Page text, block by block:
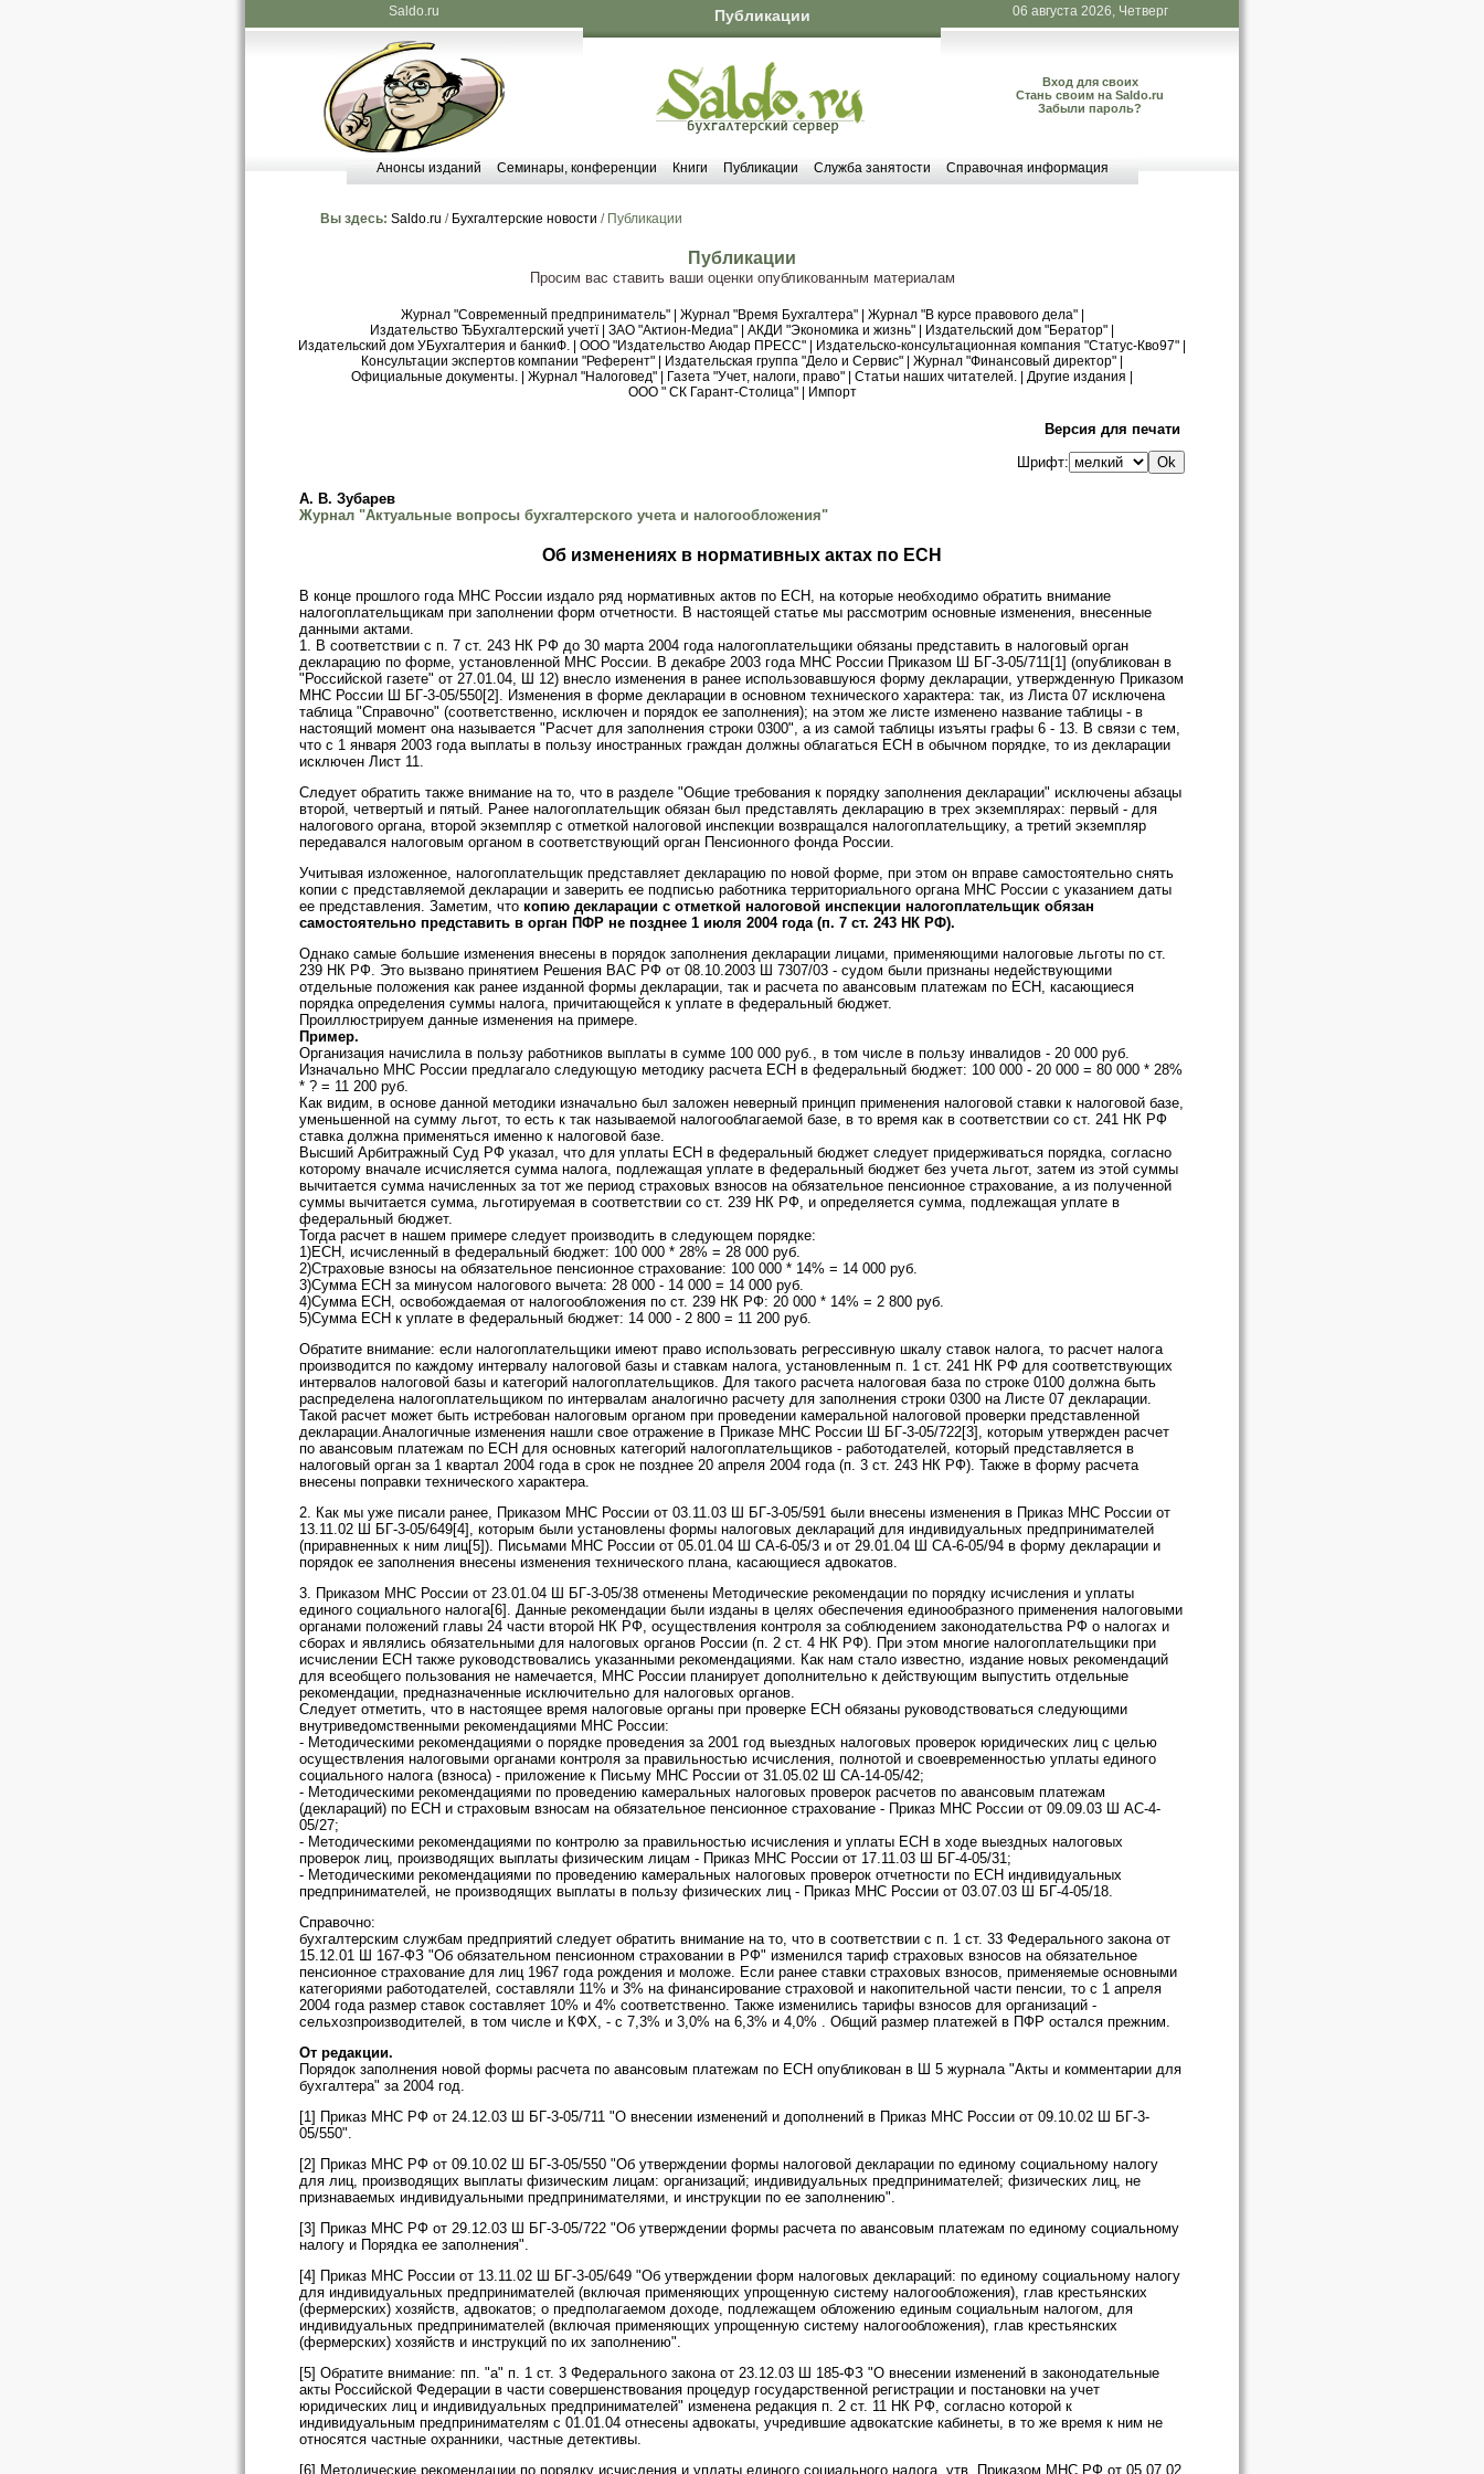
Saldo.ru Публикации 06 августа 2026, Четверг
Вход для своих
Стань своим на Saldo.ru
Забыли пароль?
Анонсы изданий Семинары, конференции Книги Публикации Служба занятости Справочная информация
Вы здесь: Saldo.ru / Бухгалтерские новости / Публикации
Публикации
Просим вас ставить ваши оценки опубликованным материалам
Журнал "Современный предприниматель"| Журнал "Время Бухгалтера"| Журнал "В курсе правового дела"|
Издательство ЂБухгалтерский учетї| ЗАО "Актион-Медиа" АКДИ "Экономика и жизнь" Издательский дом "Бератор"
Издательский дом УБухгалтерия и банкиФ.
ООО "Издательство Аюдар ПРЕСС" Издательско-консультационная компания "Статус-Кво97"
Консультации экспертов компании "Референт"
Издательская группа "Дело и Сервис" Журнал "Финансовый директор"
Официальные документы.
Журнал "Налоговед" Газета "Учет, налоги, право" Статьи наших читателей. Другие издания
ООО " СК Гарант-Столица"| Импорт
Версия для печати
Шрифт:
А. В. Зубарев
Журнал "Актуальные вопросы бухгалтерского учета и налогообложения"
Об изменениях в нормативных актах по ЕСН
В конце прошлого года МНС России издало ряд нормативных актов по ЕСН, на которые необходимо обратить внимание
налогоплательщикам при заполнении форм отчетности. В настоящей статье мы рассмотрим основные изменения, внесенные
данными актами.
1. В соответствии с п. 7 ст. 243 НК РФ до 30 марта 2004 года налогоплательщики обязаны представить в налоговый орган
декларацию по форме, установленной МНС России. В декабре 2003 года МНС России Приказом Ш БГ-3-05/711[1] (опубликован в
"Российской газете" от 27.01.04, Ш 12) внесло изменения в ранее использовавшуюся форму декларации, утвержденную Приказом
МНС России Ш БГ-3-05/550[2]. Изменения в форме декларации в основном технического характера: так, из Листа 07 исключена
таблица "Справочно" (соответственно, исключен и порядок ее заполнения); на этом же листе изменено название таблицы - в
настоящий момент она называется "Расчет для заполнения строки 0300", а из самой таблицы изъяты графы 6 - 13. В связи с тем,
что с 1 января 2003 года выплаты в пользу иностранных граждан должны облагаться ЕСН в обычном порядке, то из декларации
исключен Лист 11.
Следует обратить также внимание на то, что в разделе "Общие требования к порядку заполнения декларации" исключены абзацы
второй, четвертый и пятый. Ранее налогоплательщик обязан был представлять декларацию в трех экземплярах: первый - для
налогового органа, второй экземпляр с отметкой налоговой инспекции возвращался налогоплательщику, а третий экземпляр
передавался налоговым органом в соответствующий орган Пенсионного фонда России.
Учитывая изложенное, налогоплательщик представляет декларацию по новой форме, при этом он вправе самостоятельно снять
копии с представляемой декларации и заверить ее подписью работника территориального органа МНС России с указанием даты
ее представления. Заметим, что копию декларации с отметкой налоговой инспекции налогоплательщик обязан
самостоятельно представить в орган ПФР не позднее 1 июля 2004 года (п. 7 ст. 243 НК РФ).
Однако самые большие изменения внесены в порядок заполнения декларации лицами, применяющими налоговые льготы по ст.
239 НК РФ. Это вызвано принятием Решения ВАС РФ от 08.10.2003 Ш 7307/03 - судом были признаны недействующими
отдельные положения как ранее изданной формы декларации, так и расчета по авансовым платежам по ЕСН, касающиеся
порядка определения суммы налога, причитающейся к уплате в федеральный бюджет.
Проиллюстрируем данные изменения на примере.
Пример.
Организация начислила в пользу работников выплаты в сумме 100 000 руб., в том числе в пользу инвалидов - 20 000 руб.
Изначально МНС России предлагало следующую методику расчета ЕСН в федеральный бюджет: 100 000 - 20 000 = 80 000 * 28%
* ? = 11 200 руб.
Как видим, в основе данной методики изначально был заложен неверный принцип применения налоговой ставки к налоговой базе,
уменьшенной на сумму льгот, то есть к так называемой налогооблагаемой базе, в то время как в соответствии со ст. 241 НК РФ
ставка должна применяться именно к налоговой базе.
Высший Арбитражный Суд РФ указал, что для уплаты ЕСН в федеральный бюджет следует придерживаться порядка, согласно
которому вначале исчисляется сумма налога, подлежащая уплате в федеральный бюджет без учета льгот, затем из этой суммы
вычитается сумма начисленных за тот же период страховых взносов на обязательное пенсионное страхование, а из полученной
суммы вычитается сумма, льготируемая в соответствии со ст. 239 НК РФ, и определяется сумма, подлежащая уплате в
федеральный бюджет.
Тогда расчет в нашем примере следует производить в следующем порядке:
1)ЕСН, исчисленный в федеральный бюджет: 100 000 * 28% = 28 000 руб.
2)Страховые взносы на обязательное пенсионное страхование: 100 000 * 14% = 14 000 руб.
3)Сумма ЕСН за минусом налогового вычета: 28 000 - 14 000 = 14 000 руб.
4)Сумма ЕСН, освобождаемая от налогообложения по ст. 239 НК РФ: 20 000 * 14% = 2 800 руб.
5)Сумма ЕСН к уплате в федеральный бюджет: 14 000 - 2 800 = 11 200 руб.
Обратите внимание: если налогоплательщики имеют право использовать регрессивную шкалу ставок налога, то расчет налога
производится по каждому интервалу налоговой базы и ставкам налога, установленным п. 1 ст. 241 НК РФ для соответствующих
интервалов налоговой базы и категорий налогоплательщиков. Для такого расчета налоговая база по строке 0100 должна быть
распределена налогоплательщиком по интервалам аналогично расчету для заполнения строки 0300 на Листе 07 декларации.
Такой расчет может быть истребован налоговым органом при проведении камеральной налоговой проверки представленной
декларации.Аналогичные изменения нашли свое отражение в Приказе МНС России Ш БГ-3-05/722[3], которым утвержден расчет
по авансовым платежам по ЕСН для основных категорий налогоплательщиков - работодателей, который представляется в
налоговый орган за 1 квартал 2004 года в срок не позднее 20 апреля 2004 года (п. 3 ст. 243 НК РФ). Также в форму расчета
внесены поправки технического характера.
2. Как мы уже писали ранее, Приказом МНС России от 03.11.03 Ш БГ-3-05/591 были внесены изменения в Приказ МНС России от
13.11.02 Ш БГ-3-05/649[4], которым были установлены формы налоговых деклараций для индивидуальных предпринимателей
(приравненных к ним лиц[5]). Письмами МНС России от 05.01.04 Ш СА-6-05/3 и от 29.01.04 Ш СА-6-05/94 в форму декларации и
порядок ее заполнения внесены изменения технического плана, касающиеся адвокатов.
3. Приказом МНС России от 23.01.04 Ш БГ-3-05/38 отменены Методические рекомендации по порядку исчисления и уплаты
единого социального налога[6]. Данные рекомендации были изданы в целях обеспечения единообразного применения налоговыми
органами положений главы 24 части второй НК РФ, осуществления контроля за соблюдением законодательства РФ о налогах и
сборах и являлись обязательными для налоговых органов России (п. 2 ст. 4 НК РФ). При этом многие налогоплательщики при
исчислении ЕСН также руководствовались указанными рекомендациями. Как нам стало известно, издание новых рекомендаций
для всеобщего пользования не намечается, МНС России планирует дополнительно к действующим выпустить отдельные
рекомендации, предназначенные исключительно для налоговых органов.
Следует отметить, что в настоящее время налоговые органы при проверке ЕСН обязаны руководствоваться следующими
внутриведомственными рекомендациями МНС России:
- Методическими рекомендациями о порядке проведения за 2001 год выездных налоговых проверок юридических лиц с целью
осуществления налоговыми органами контроля за правильностью исчисления, полнотой и своевременностью уплаты единого
социального налога (взноса) - приложение к Письму МНС России от 31.05.02 Ш СА-14-05/42;
- Методическими рекомендациями по проведению камеральных налоговых проверок расчетов по авансовым платежам
(деклараций) по ЕСН и страховым взносам на обязательное пенсионное страхование - Приказ МНС России от 09.09.03 Ш АС-4-
05/27;
- Методическими рекомендациями по контролю за правильностью исчисления и уплаты ЕСН в ходе выездных налоговых
проверок лиц, производящих выплаты физическим лицам - Приказ МНС России от 17.11.03 Ш БГ-4-05/31;
- Методическими рекомендациями по проведению камеральных налоговых проверок отчетности по ЕСН индивидуальных
предпринимателей, не производящих выплаты в пользу физических лиц - Приказ МНС России от 03.07.03 Ш БГ-4-05/18.
Справочно:
бухгалтерским службам предприятий следует обратить внимание на то, что в соответствии с п. 1 ст. 33 Федерального закона от
15.12.01 Ш 167-ФЗ "Об обязательном пенсионном страховании в РФ" изменился тариф страховых взносов на обязательное
пенсионное страхование для лиц 1967 года рождения и моложе. Если ранее ставки страховых взносов, применяемые основными
категориями работодателей, составляли 11% и 3% на финансирование страховой и накопительной части пенсии, то с 1 апреля
2004 года размер ставок составляет 10% и 4% соответственно. Также изменились тарифы взносов для организаций -
сельхозпроизводителей, в том числе и КФХ, - с 7,3% и 3,0% на 6,3% и 4,0% . Общий размер платежей в ПФР остался прежним.
От редакции.
Порядок заполнения новой формы расчета по авансовым платежам по ЕСН опубликован в Ш 5 журнала "Акты и комментарии для
бухгалтера" за 2004 год.
[1] Приказ МНС РФ от 24.12.03 Ш БГ-3-05/711 "О внесении изменений и дополнений в Приказ МНС России от 09.10.02 Ш БГ-3-
05/550".
[2] Приказ МНС РФ от 09.10.02 Ш БГ-3-05/550 "Об утверждении формы налоговой декларации по единому социальному налогу
для лиц, производящих выплаты физическим лицам: организаций; индивидуальных предпринимателей; физических лиц, не
признаваемых индивидуальными предпринимателями, и инструкции по ее заполнению".
[3] Приказ МНС РФ от 29.12.03 Ш БГ-3-05/722 "Об утверждении формы расчета по авансовым платежам по единому социальному
налогу и Порядка ее заполнения".
[4] Приказ МНС России от 13.11.02 Ш БГ-3-05/649 "Об утверждении форм налоговых деклараций: по единому социальному налогу
для индивидуальных предпринимателей (включая применяющих упрощенную систему налогообложения), глав крестьянских
(фермерских) хозяйств, адвокатов; о предполагаемом доходе, подлежащем обложению единым социальным налогом, для
индивидуальных предпринимателей (включая применяющих упрощенную систему налогообложения), глав крестьянских
(фермерских) хозяйств и инструкций по их заполнению".
[5] Обратите внимание: пп. "а" п. 1 ст. 3 Федерального закона от 23.12.03 Ш 185-ФЗ "О внесении изменений в законодательные
акты Российской Федерации в части совершенствования процедур государственной регистрации и постановки на учет
юридических лиц и индивидуальных предпринимателей" изменена редакция п. 2 ст. 11 НК РФ, согласно которой к
индивидуальным предпринимателям с 01.01.04 отнесены адвокаты, учредившие адвокатские кабинеты, в то же время к ним не
относятся частные охранники, частные детективы.
[6] Методические рекомендации по порядку исчисления и уплаты единого социального налога, утв. Приказом МНС РФ от 05.07.02